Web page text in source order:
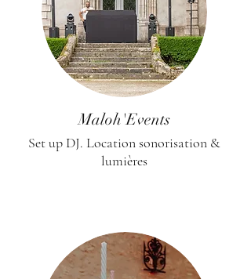
Maloh'Events
Set up DJ. Location sonorisation &
lumières